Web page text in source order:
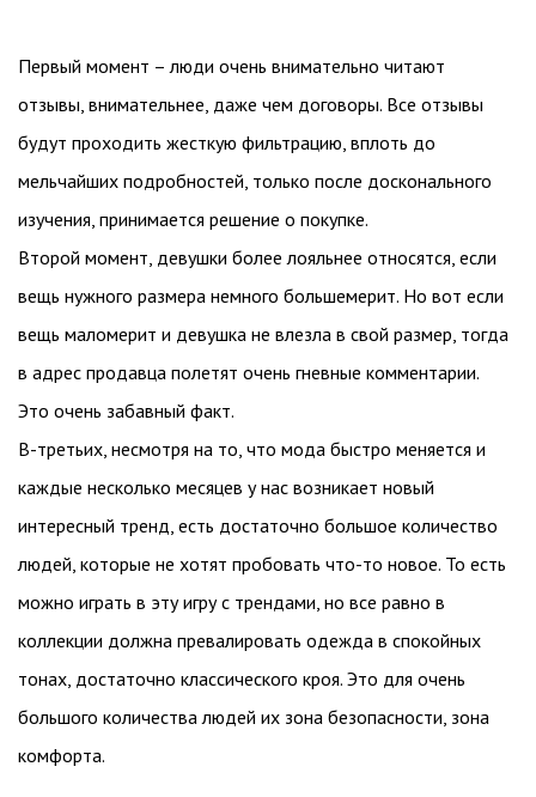
Первый момент – люди очень внимательно читают
отзывы, внимательнее, даже чем договоры. Все отзывы
будут проходить жесткую фильтрацию, вплоть до
мельчайших подробностей, только после досконального
изучения, принимается решение о покупке.
Второй момент, девушки более лояльнее относятся, если
вещь нужного размера немного большемерит. Но вот если
вещь маломерит и девушка не влезла в свой размер, тогда
в адрес продавца полетят очень гневные комментарии.
Это очень забавный факт.
В-третьих, несмотря на то, что мода быстро меняется и
каждые несколько месяцев у нас возникает новый
интересный тренд, есть достаточно большое количество
людей, которые не хотят пробовать что-то новое. То есть
можно играть в эту игру с трендами, но все равно в
коллекции должна превалировать одежда в спокойных
тонах, достаточно классического кроя. Это для очень
большого количества людей их зона безопасности, зона
комфорта.